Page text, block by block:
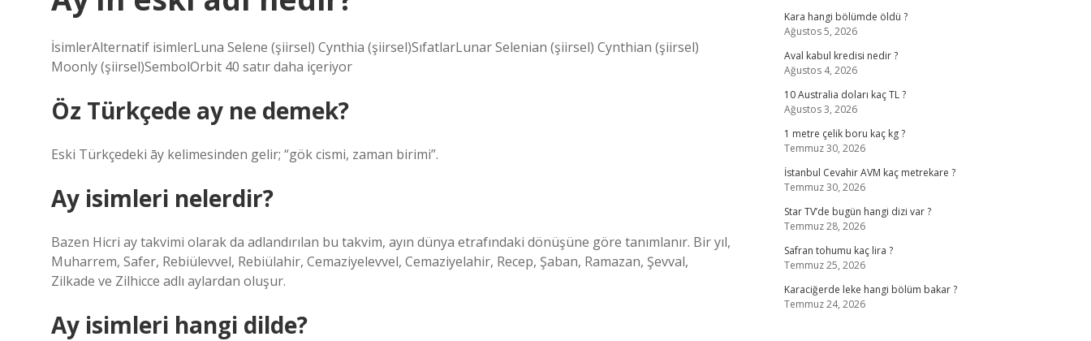
İsimlerAlternatif isimlerLuna Selene (şiirsel) Cynthia (şiirsel)SıfatlarLunar Selenian (şiirsel) Cynthian (şiirsel)
Moonly (şiirsel)SembolOrbit 40 satır daha içeriyor
Öz Türkçede ay ne demek?
Eski Türkçedeki āy kelimesinden gelir; “gök cismi, zaman birimi”.
Ay isimleri nelerdir?
Bazen Hicri ay takvimi olarak da adlandırılan bu takvim, ayın dünya etrafındaki dönüşüne göre tanımlanır. Bir yıl,
Muharrem, Safer, Rebiülevvel, Rebiülahir, Cemaziyelevvel, Cemaziyelahir, Recep, Şaban, Ramazan, Şevval,
Zilkade ve Zilhicce adlı aylardan oluşur.
Ay isimleri hangi dilde?
Kara hangi bölümde öldü ?
Ağustos 5, 2026
Aval kabul kredisi nedir ?
Ağustos 4, 2026
10 Australia doları kaç TL ?
Ağustos 3, 2026
1 metre çelik boru kaç kg ?
Temmuz 30, 2026
İstanbul Cevahir AVM kaç metrekare ?
Temmuz 30, 2026
Star TV’de bugün hangi dizi var ?
Temmuz 28, 2026
Safran tohumu kaç lira ?
Temmuz 25, 2026
Karaciğerde leke hangi bölüm bakar ?
Temmuz 24, 2026